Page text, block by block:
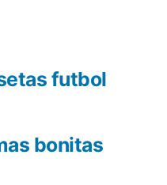
bonitas
futbol